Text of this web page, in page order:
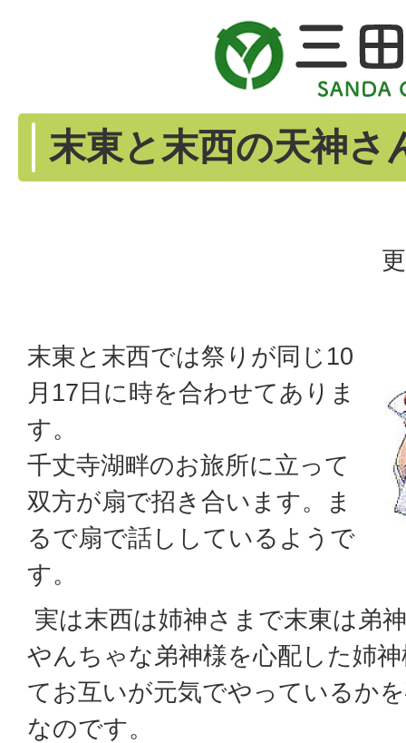
末東と末西の天神さ
末東と末西では祭りが同じ10
月17日に時を合わせてありま
す。
千丈寺湖畔のお旅所に立って
双方が扇で招き合います。ま
るで扇で話ししているようで
す。
実は末西は姉神さまで末東は弟
やんちゃな弟神様を心配した姉
てお互いが元気でやっているか
なのです。